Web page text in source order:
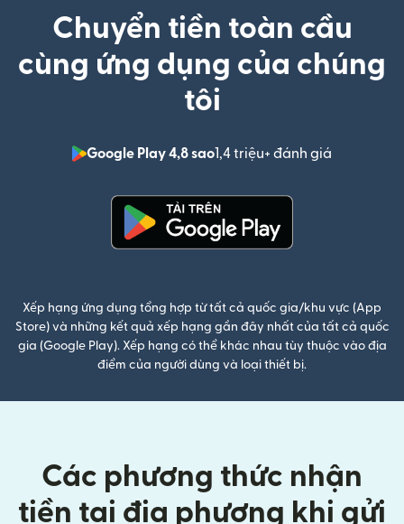
Chuyển tiền toàn cầu
cùng ứng dụng của chúng
tôi
Google Play 4,8 sao1,4 triệu+ đánh giá
Xếp hạng ứng dụng tổng hợp từ tất cả quốc gia/khu vực (App
Store) và những kết quả xếp hạng gần đây nhất của tất cả quốc
gia (Google Play). Xếp hạng có thể khác nhau tùy thuộc vào địa
điểm của người dùng và loại thiết bị.
Các phương thức nhận
tiền tại địa phương khi gửi